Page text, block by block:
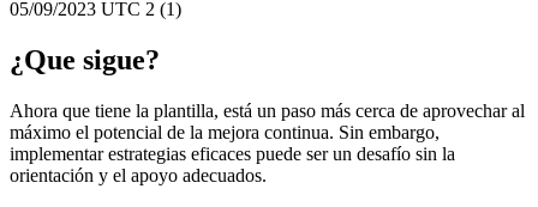
¿Que sigue?
Ahora que tiene la plantilla, está un paso más cerca de aprovechar al
máximo el potencial de la mejora continua. Sin embargo,
implementar estrategias eficaces puede ser un desafío sin la
orientación y el apoyo adecuados.